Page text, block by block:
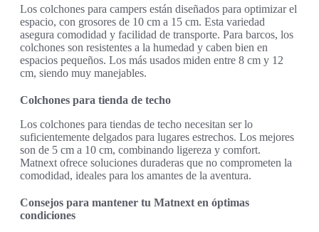
Los colchones para campers están diseñados para optimizar el
espacio, con grosores de 10 cm a 15 cm. Esta variedad
asegura comodidad y facilidad de transporte. Para barcos, los
colchones son resistentes a la humedad y caben bien en
espacios pequeños. Los más usados miden entre 8 cm y 12
cm, siendo muy manejables.
Colchones para tienda de techo
Los colchones para tiendas de techo necesitan ser lo
suficientemente delgados para lugares estrechos. Los mejores
son de 5 cm a 10 cm, combinando ligereza y comfort.
Matnext ofrece soluciones duraderas que no comprometen la
comodidad, ideales para los amantes de la aventura.
Consejos para mantener tu Matnext en óptimas
condiciones